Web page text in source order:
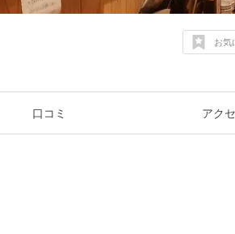
お気
口コミ アク